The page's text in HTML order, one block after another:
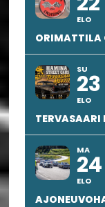
ELO
ORIMATTILA
SU
23
ELO
MA
24
ELO